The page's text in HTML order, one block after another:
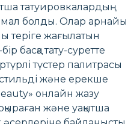
татуировкалардың
болды. Олар арнайы
теріге жағылатын
басқа тату-суретте
түстер палитрасы
стильді және ерекше
онлайн жазу
және уақытша